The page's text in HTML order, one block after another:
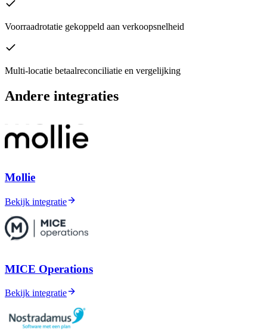
Voorraadrotatie gekoppeld aan verkoopsnelheid
Multi-locatie betaalreconciliatie en vergelijking
Andere integraties
Mollie
Bekijk integratie
MICE Operations
Bekijk integratie